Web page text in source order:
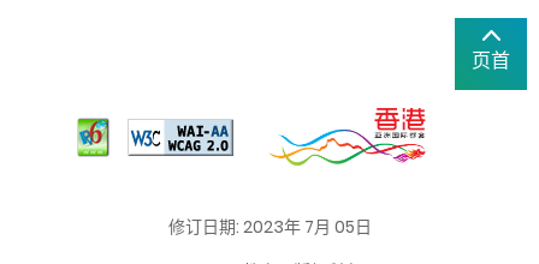
页首
修订日期: 2023年 7月 05日